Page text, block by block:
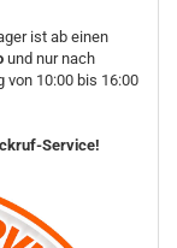
ist ab einen
und nur nach
von 10:00 bis 16:00
Service!